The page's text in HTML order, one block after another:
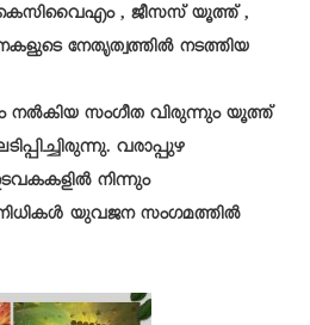
, ജീസസ് യൂത്ത് ,
നേതൃത്വത്തിൽ നടത്തിയ
നൽകിയ സംഗീത വിരുന്നും യൂത്ത്
വരാപ്പുഴ
നിന്നും
യുവജന സംഗമത്തിൽ